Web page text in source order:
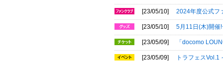
[23/05/10] 2024年度公式フ
[23/05/10] 5月11日(木)開催
[23/05/09] 「docomo
[23/05/09] トラフェスVol.1